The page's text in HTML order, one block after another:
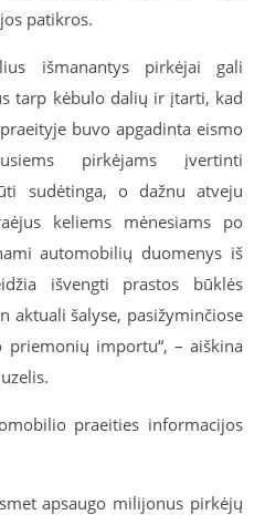
patikros.
išmanantys pirkėjai gali
tarp kėbulo dalių ir įtarti, kad
buvo apgadinta eismo
pirkėjams įvertinti
sudėtinga, o dažnu atveju
keliems mėnesiams po
automobilių duomenys iš
išvengti prastos būklės
aktuali šalyse, pasižyminčiose
importu“, – aiškina
praeities informacijos
apsaugo milijonus pirkėjų